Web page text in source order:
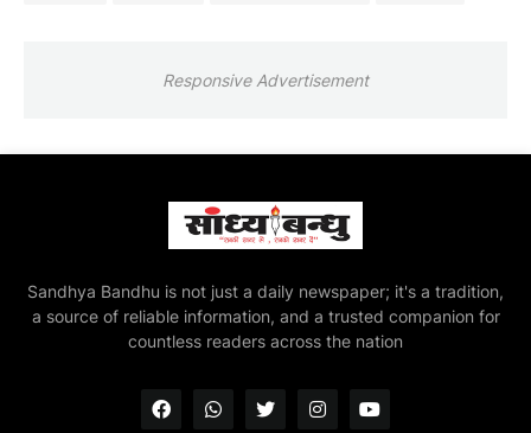
Responsive Advertisement
Sandhya Bandhu is not just a daily newspaper; it's a tradition,
a source of reliable information, and a trusted companion for
countless readers across the nation